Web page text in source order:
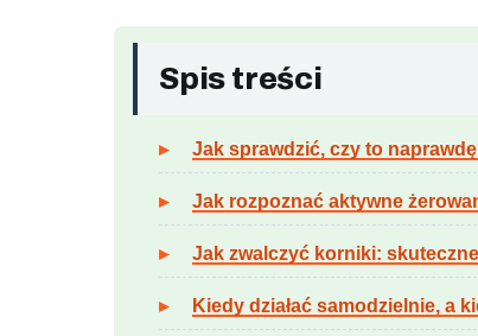
Spis treści
Jak sprawdzić, czy to
Jak rozpoznać aktywne
Jak zwalczyć korniki:
Kiedy działać samodzielnie, a